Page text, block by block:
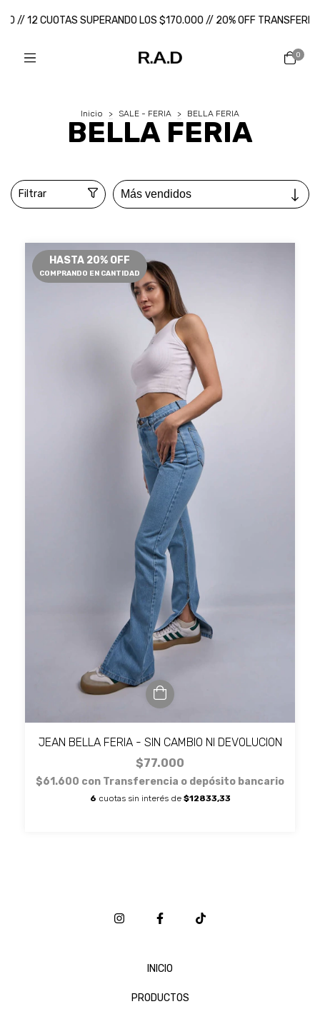
// 12 CUOTAS SUPERANDO LOS $170.000 // 20% OFF
0
Inicio > SALE - FERIA > BELLA FERIA
BELLA FERIA
Filtrar
HASTA 20% OFF
COMPRANDO EN CANTIDAD
JEAN BELLA FERIA - SIN CAMBIO NI DEVOLUCION
$77.000
$61.600 con Transferencia o depósito bancario
6 cuotas sin interés de $12833,33
INICIO
PRODUCTOS